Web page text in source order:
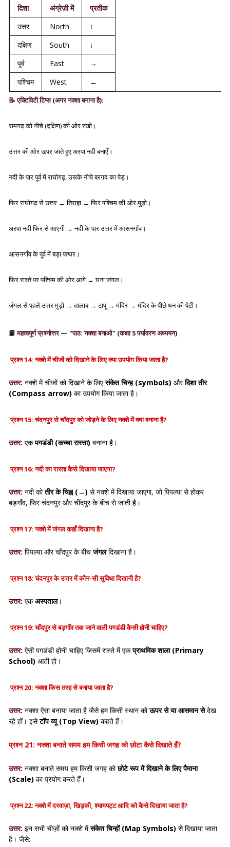
दिशा अंग्रेज़ी में
प्रतीक
उत्तर
North
↑
दक्षिण
South
↓
पूर्व
East
→
पश्चिम
West ←
📝एक्टिविटी टिप्स (अगर नक्शा बनाना है):
रामगढ़ को नीचे (दक्षिण) की ओर रखो।
उत्तर की ओर ऊपर जाते हुए अरपा नदी बनाएँ।
नदी के पार पूर्व में राघोगढ़, उसके नीचे बरगद का पेड़।
फिर राघोगढ़ से उत्तर → तिराहा → फिर पश्चिम की ओर मुड़ो।
अरपा नदी फिर से आएगी → नदी के पार उत्तर में आसनगाँव।
आसनगाँव के पूर्व में बड़ा पत्थर।
फिर रास्ते पर पश्चिम की ओर आगे → घना जंगल।
जंगल से पहले उत्तर मुड़ो → तालाब → टापू → मंदिर → मंदिर के पीछे धन की पेटी।
📘महत्वपूर्ण प्रश्नोत्तर — "पाठ: नक्शा बनाओ" (कक्षा 5 पर्यावरण अध्ययन)
प्रश्न 14: नक्शे में चीजों को दिखाने के लिए क्या उपयोग किया जाता है?
उत्तर: नक्शे में चीजों को दिखाने के लिएसंकेत चिन्ह (symbols) औरदिशा तीर
(Compass arrow) का उपयोग किया जाता है।
प्रश्न 15: चंदनपुर से चॉदपुर को जोड़ने के लिए नक्शे में क्या बनाना है?
उत्तर: एकपगडंडी (कच्चा रास्ता) बनाना है।
प्रश्न 16: नदी का रास्ता कैसे दिखाया जाएगा?
उत्तर: नदी कोतीर के चिह्न (→) से नक्शे में दिखाया जाएगा, जो पिपल्या से होकर
बड़गाँव, फिर चंदनपुर और चींदपुर के बीच से जाती है।
प्रश्न 17: नक्शे में जंगल कहाँ दिखाना है?
उत्तर: पिपल्या और चाँदपुर के बीचजंगलदिखाना है।
प्रश्न 18: चंदनपुर के उत्तर में कौन-सी सुविधा दिखानी है?
उत्तर: एकअस्पताल।
प्रश्न 19: चाँदपुर से बड़गाँव तक जाने वाली पगडंडी कैसी होनी चाहिए?
उत्तर: ऐसी पगडंडी होनी चाहिए जिसमें रास्ते में एकप्राथमिक शाला (Primary
School) आती हो।
प्रश्न 20: नक्शा किस तरह से बनाया जाता है?
उत्तर: नक्शा ऐसा बनाया जाता है जैसे हम किसी स्थान कोऊपर से या आसमान सेदेख
रहे हों। इसेटॉप व्यू (Top View) कहते हैं।
प्रश्न 21: नक्शा बनाते समय हम किसी जगह को छोटा कैसे दिखाते हैं?
उत्तर: नक्शा बनाते समय हम किसी जगह कोछोटे रूप में दिखाने के लिए पैमाना
(Scale) का प्रयोग करते हैं।
प्रश्न 22: नक्शे में दरवाज़ा, खिड़की, श्यामपट्ट आदि को कैसे दिखाया जाता है?
उत्तर: इन सभी चीज़ों को नक्शे मेंसंकेत चिन्हों (Map Symbols) से दिखाया जाता
है। जैसे: